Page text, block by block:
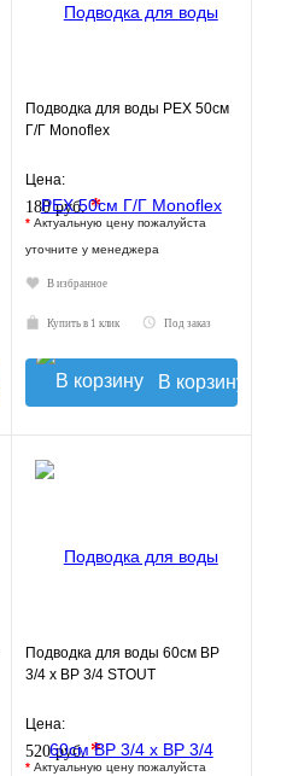
Подводка для воды РЕХ 50см
Г/Г Monoflex
Цена:
180 руб.*
* Актуальную цену пожалуйста
уточните у менеджера
В избранное
Купить в 1 клик Под заказ
В корзину
Подводка для воды 60см ВР
3/4 х ВР 3/4 STOUT
Цена:
520 руб. *
* Актуальную цену пожалуйста